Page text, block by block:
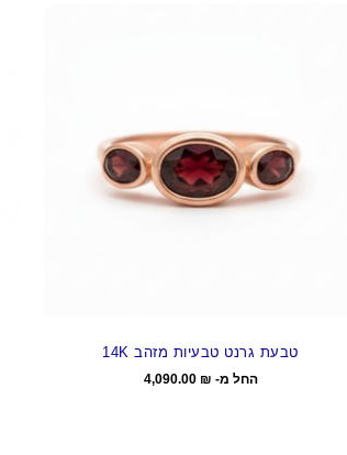
טבעת גרנט טבעיות מזהב 14K
החל מ- 4,090.00 ₪